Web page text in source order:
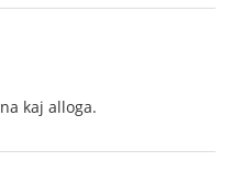
kaj alloga.